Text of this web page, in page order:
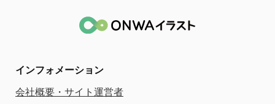
インフォメーション
会社概要・サイト運営者